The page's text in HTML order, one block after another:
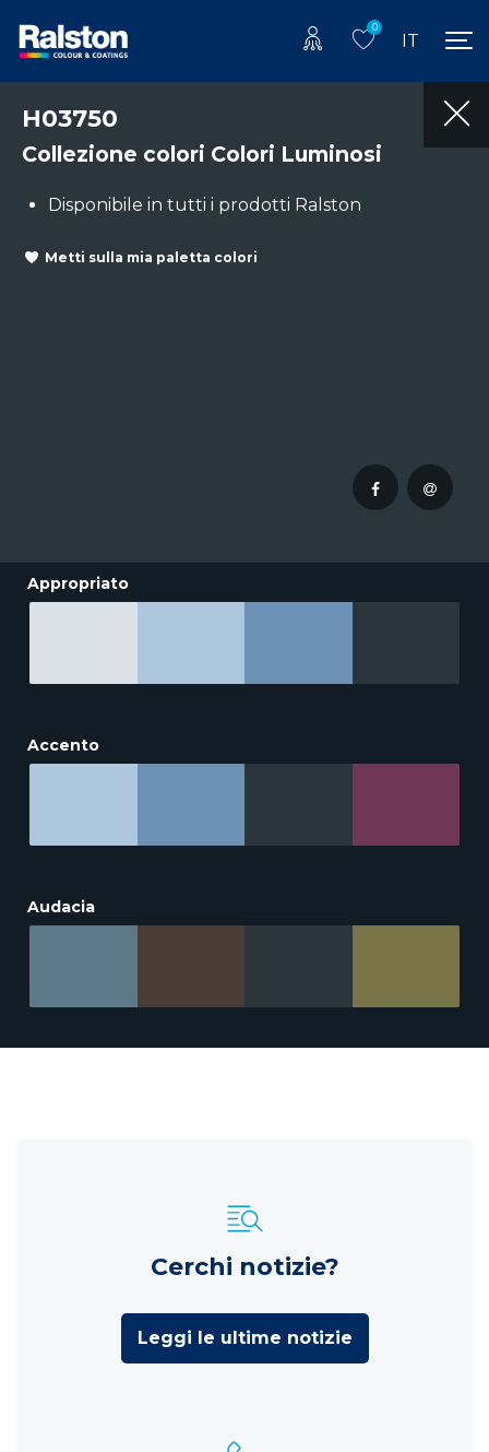
0
IT
H03750
Collezione colori Colori Luminosi
Disponibile in tutti i prodotti Ralston
Metti sulla mia paletta colori
Appropriato
Accento
Audacia
Cerchi notizie?
Leggi le ultime notizie